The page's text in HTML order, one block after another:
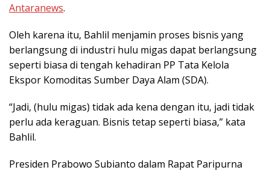
Antaranews.
Oleh karena itu, Bahlil menjamin proses bisnis yang
berlangsung di industri hulu migas dapat berlangsung
seperti biasa di tengah kehadiran PP Tata Kelola
Ekspor Komoditas Sumber Daya Alam (SDA).
“Jadi, (hulu migas) tidak ada kena dengan itu, jadi tidak
perlu ada keraguan. Bisnis tetap seperti biasa,” kata
Bahlil.
Presiden Prabowo Subianto dalam Rapat Paripurna